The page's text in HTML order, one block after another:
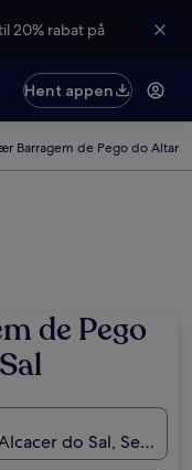
20% rabat på
Hent appen
Barragem de Pego do Altar
de Pego
do Sal,